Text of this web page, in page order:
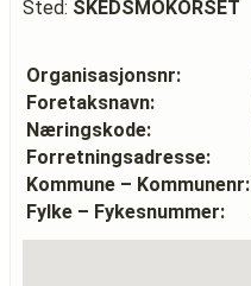
Sted: SKEDSMOKORSET
Organisasjonsnr:
Foretaksnavn:
Næringskode:
Forretningsadresse:
Kommune – Kommunenr:
Fylke – Fykesnummer: